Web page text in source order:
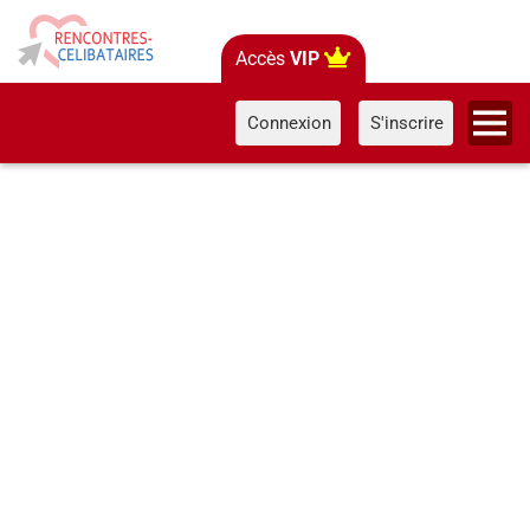
Accès VIP
Connexion S'inscrire